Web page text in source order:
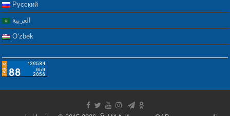
Русский
العربية
Oʻzbek